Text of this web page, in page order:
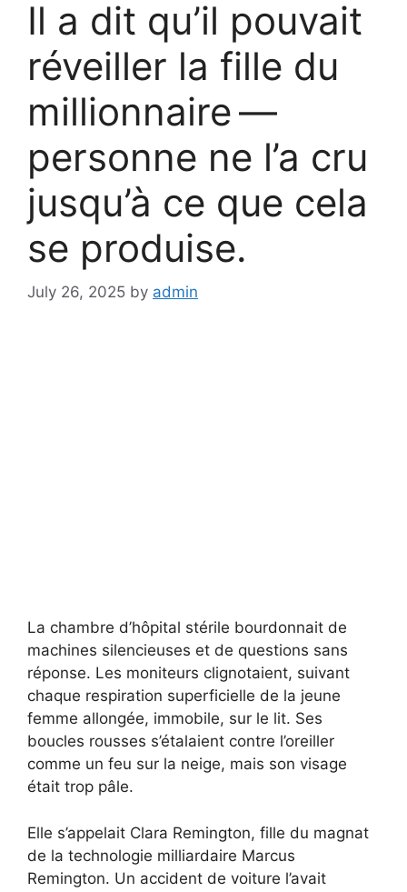
Il a dit qu’il pouvait
réveiller la fille du
millionnaire —
personne ne l’a cru
jusqu’à ce que cela
se produise.
July 26, 2025 by admin
La chambre d’hôpital stérile bourdonnait de
machines silencieuses et de questions sans
réponse. Les moniteurs clignotaient, suivant
chaque respiration superficielle de la jeune
femme allongée, immobile, sur le lit. Ses
boucles rousses s’étalaient contre l’oreiller
comme un feu sur la neige, mais son visage
était trop pâle.
Elle s’appelait Clara Remington, fille du magnat
de la technologie milliardaire Marcus
Remington. Un accident de voiture l’avait